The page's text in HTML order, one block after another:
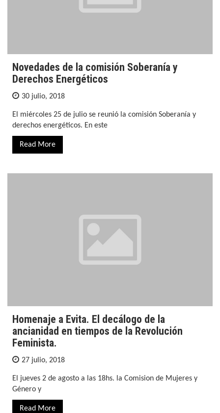
Novedades de la comisión Soberanía y
Derechos Energéticos
30 julio, 2018
El miércoles 25 de julio se reunió la comisión Soberanía y
derechos energéticos. En este
Read More
Homenaje a Evita. El decálogo de la
ancianidad en tiempos de la Revolución
Feminista.
27 julio, 2018
El jueves 2 de agosto a las 18hs. la Comision de Mujeres y
Género y
Read More